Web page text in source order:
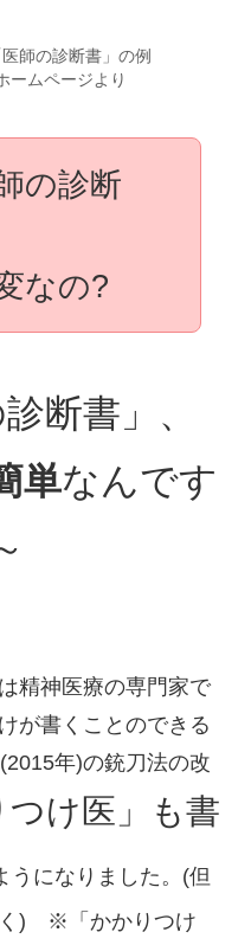
師の診断書」の例
ームページより
の診断
なの?
断書」、
単なんです
精神医療の専門家で
が書くことのできる
年)の銃刀法の改
つけ医」も書
うになりました。(但
く) ※「かかりつけ